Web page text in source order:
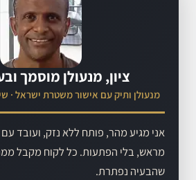
ציון, מנעולן מוסמך
מנעולן ותיק עם אישור משטרת ישראל ·
אני מגיע מהר, פותח ללא נזק, ועובד
מראש, בלי הפתעות. כל לקוח מקבל
שהבעיה נפתרת.